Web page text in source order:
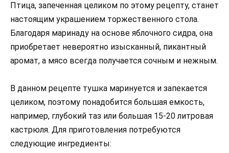
Птица, запеченная целиком по этому рецепту, станет
настоящим украшением торжественного стола.
Благодаря маринаду на основе яблочного сидра, она
приобретает невероятно изысканный, пикантный
аромат, а мясо всегда получается сочным и нежным.
В данном рецепте тушка маринуется и запекается
целиком, поэтому понадобится большая емкость,
например, глубокий таз или большая 15-20 литровая
кастрюля. Для приготовления потребуются
следующие ингредиенты: